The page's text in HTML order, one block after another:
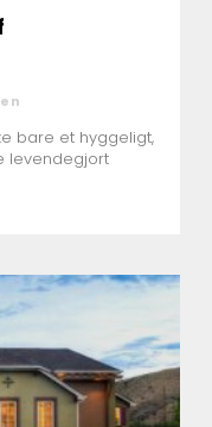
bare et hyggeligt,
levendegjort